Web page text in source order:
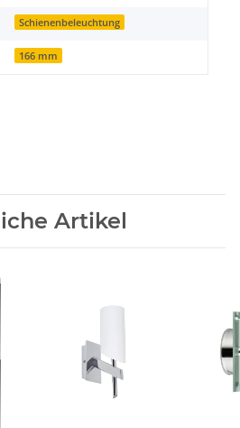
Schienenbeleuchtung
166 mm
Artikel